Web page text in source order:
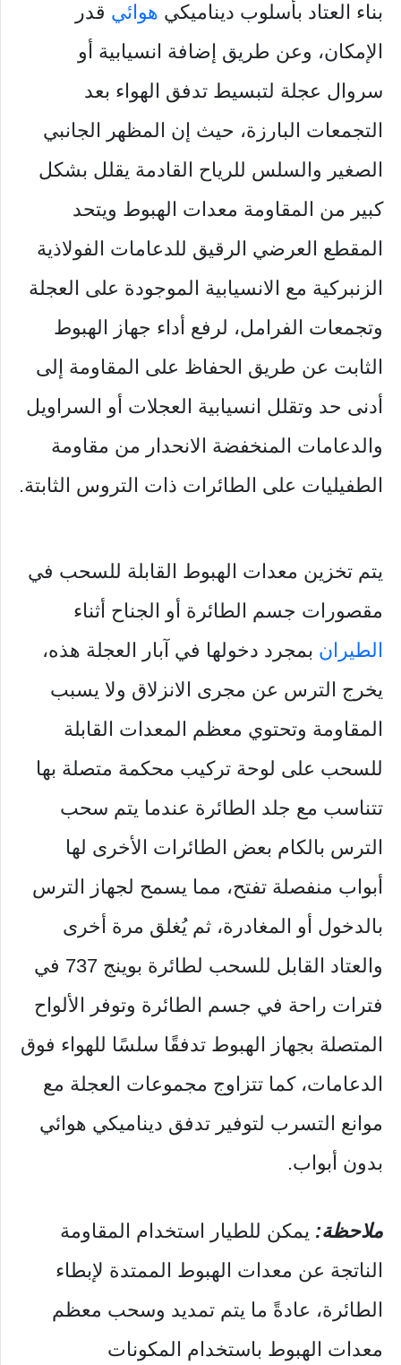
بناء العتاد بأسلوب ديناميكي هوائي قدر
الإمكان، وعن طريق إضافة انسيابية أو
سروال عجلة لتبسيط تدفق الهواء بعد
التجمعات البارزة، حيث إن المظهر الجانبي
الصغير والسلس للرياح القادمة يقلل بشكل
كبير من المقاومة معدات الهبوط ويتحد
المقطع العرضي الرقيق للدعامات الفولاذية
الزنبركية مع الانسيابية الموجودة على العجلة
وتجمعات الفرامل، لرفع أداء جهاز الهبوط
الثابت عن طريق الحفاظ على المقاومة إلى
أدنى حد وتقلل انسيابية العجلات أو السراويل
والدعامات المنخفضة الانحدار من مقاومة
الطفيليات على الطائرات ذات التروس الثابتة.
يتم تخزين معدات الهبوط القابلة للسحب في
مقصورات جسم الطائرة أو الجناح أثناء
الطيران بمجرد دخولها في آبار العجلة هذه،
يخرج الترس عن مجرى الانزلاق ولا يسبب
المقاومة وتحتوي معظم المعدات القابلة
للسحب على لوحة تركيب محكمة متصلة بها
تتناسب مع جلد الطائرة عندما يتم سحب
الترس بالكام بعض الطائرات الأخرى لها
أبواب منفصلة تفتح، مما يسمح لجهاز الترس
بالدخول أو المغادرة، ثم يُغلق مرة أخرى
والعتاد القابل للسحب لطائرة بوينج 737 في
فترات راحة في جسم الطائرة وتوفر الألواح
المتصلة بجهاز الهبوط تدفقًا سلسًا للهواء فوق
الدعامات، كما تتزاوج مجموعات العجلة مع
موانع التسرب لتوفير تدفق ديناميكي هوائي
بدون أبواب.
ملاحظة: يمكن للطيار استخدام المقاومة
الناتجة عن معدات الهبوط الممتدة لإبطاء
الطائرة، عادةً ما يتم تمديد وسحب معظم
معدات الهبوط باستخدام المكونات